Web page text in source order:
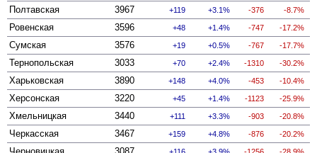
Полтавская 3967 119 3.1% -376 -8.7%
Ровенская 3596 48 1.4% -747 -17.2%
Сумская 3576 19 0.5% -767 -17.7%
Тернопольская 3033 70 2.4% -1310 -30.2%
Харьковская 3890 148 4.0% -453 -10.4%
Херсонская 3220 45 1.4% -1123 -25.9%
Хмельницкая 3440 111 3.3% -903 -20.8%
Черкасская 3467 159 4.8% -876 -20.2%
116 3.9% -1256 -28.9%